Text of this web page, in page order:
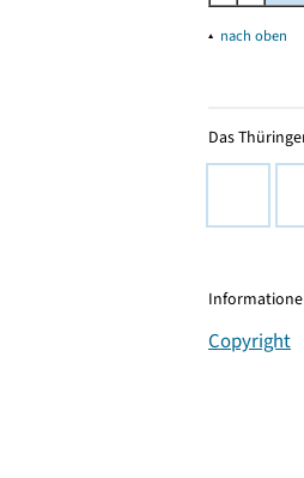
▴ nach oben
Das
Copyright